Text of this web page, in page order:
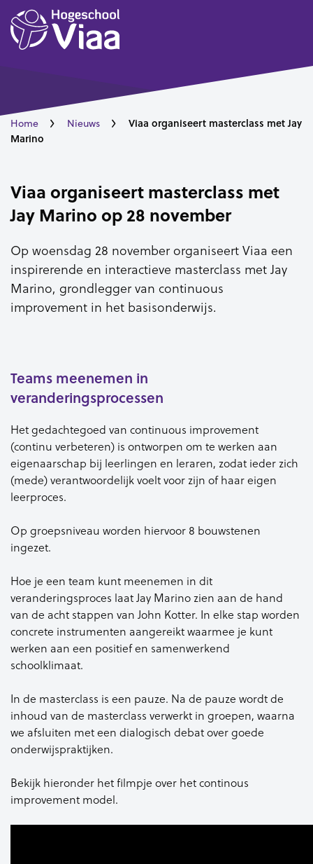
Home Nieuws
Viaa organiseert masterclass met Jay
Marino
Viaa organiseert masterclass met
Jay Marino op 28 november
Op woensdag 28 november organiseert Viaa een
inspirerende en interactieve masterclass met Jay
Marino, grondlegger van continuous
improvement in het basisonderwijs.
Teams meenemen in
veranderingsprocessen
Het gedachtegoed van continuous improvement
(continu verbeteren) is ontworpen om te werken aan
eigenaarschap bij leerlingen en leraren, zodat ieder zich
(mede) verantwoordelijk voelt voor zijn of haar eigen
leerproces.
Op groepsniveau worden hiervoor 8 bouwstenen
ingezet.
Hoe je een team kunt meenemen in dit
veranderingsproces laat Jay Marino zien aan de hand
van de acht stappen van John Kotter. In elke stap worden
concrete instrumenten aangereikt waarmee je kunt
werken aan een positief en samenwerkend
schoolklimaat.
In de masterclass is een pauze. Na de pauze wordt de
inhoud van de masterclass verwerkt in groepen, waarna
we afsluiten met een dialogisch debat over goede
onderwijspraktijken.
Bekijk hieronder het filmpje over het continous
improvement model.